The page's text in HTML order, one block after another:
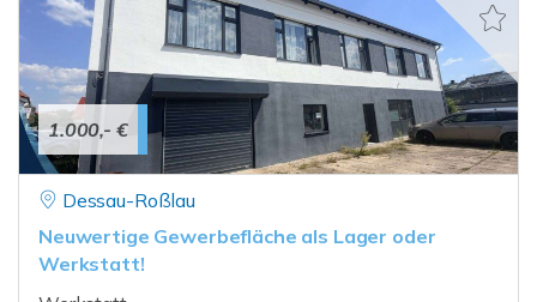
1.000,- €
Dessau-Roßlau
Neuwertige Gewerbefläche als Lager oder
Werkstatt!